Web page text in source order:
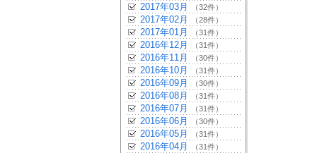
2017年03月 （32件）
2017年02月 （28件）
2017年01月 （31件）
2016年12月 （31件）
2016年11月 （30件）
2016年10月 （31件）
2016年09月 （30件）
2016年08月 （31件）
2016年07月 （31件）
2016年06月 （30件）
2016年05月 （31件）
2016年04月 （31件）